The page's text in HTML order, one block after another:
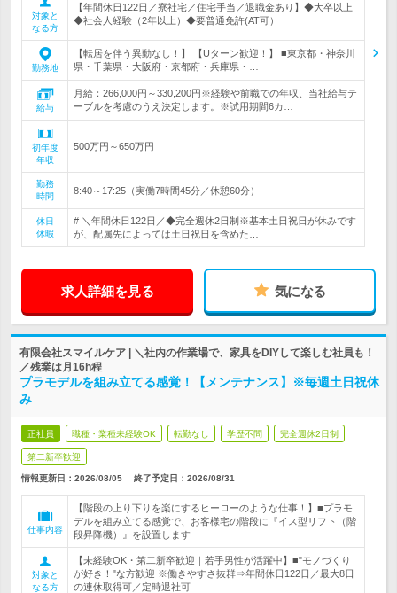
対象と
なる方
【年間休日122日／寮社宅／住宅手当／退職金あり】◆大卒以上
◆社会人経験（2年以上）◆要普通免許(AT可）
勤務地
【転居を伴う異動なし！】 【Uターン歓迎！】 ■東京都・神奈川
県・千葉県・大阪府・京都府・兵庫県・…
給与
月給：266,000円～330,200円※経験や前職での年収、当社給与テ
ーブルを考慮のうえ決定します。※試用期間6カ…
初年度
年収
500万円～650万円
勤務
時間
8:40～17:25（実働7時間45分／休憩60分）
休日
休暇
# ＼年間休日122日／◆完全週休2日制※基本土日祝日が休みです
が、配属先によっては土日祝日を含めた…
求人詳細を見る 気になる
有限会社スマイルケア | ＼社内の作業場で、家具をDIYして楽しむ社員も！
／残業は月16h程
プラモデルを組み立てる感覚！【メンテナンス】※毎週土日祝休
み
正社員 職種・業種未経験OK 転勤なし 学歴不問 完全週休2日制
第二新卒歓迎
情報更新日：2026/08/05 終了予定日： 2026/08/31
仕事内容
【階段の上り下りを楽にするヒーローのような仕事！】■プラモ
デルを組み立てる感覚で、お客様宅の階段に『イス型リフト（階
段昇降機）』を設置します
対象と
なる方
【未経験OK・第二新卒歓迎｜若手男性が活躍中】■"モノづくり
が好き！"な方歓迎 ※働きやすさ抜群⇒年間休日122日／最大8日
の連休取得可／定時退社可